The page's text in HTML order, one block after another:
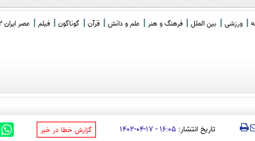
ورزشی بین الملل فرهنگ و هنر علم و دانش قرآن گوناگون فیلم عصر ایران 2
تاریخ انتشار: ۱۶:۰۵ - ۱۷-۰۴-۱۴۰۲ ‌گزارش خطا در خبر